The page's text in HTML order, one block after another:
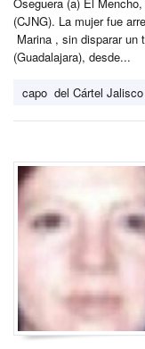
(CJNG). La mujer fue
Marina , sin disparar un
(Guadalajara), desde...
capo del Cártel